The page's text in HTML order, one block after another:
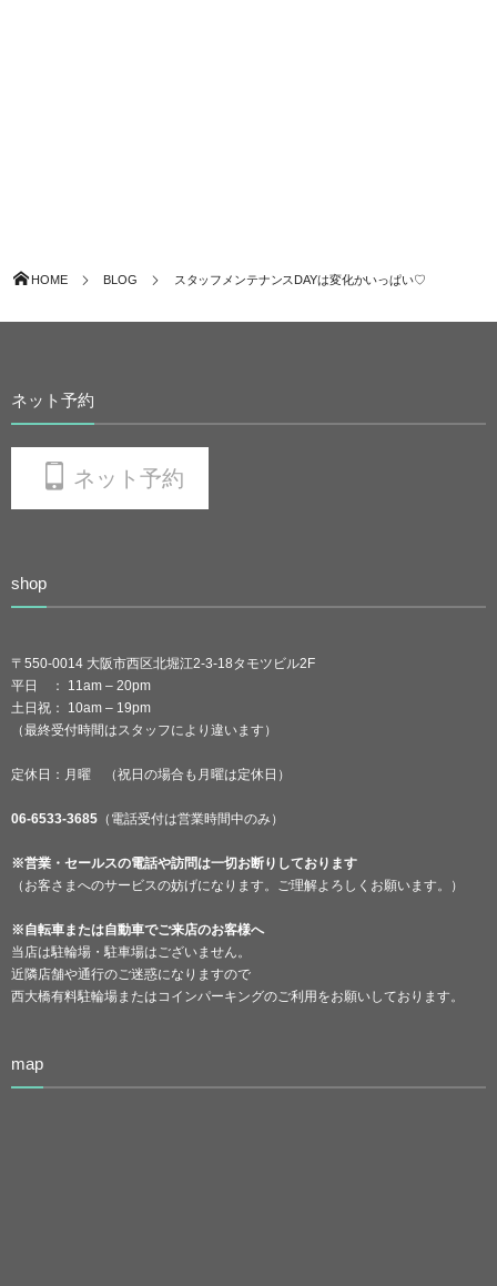
HOME BLOG スタッフメンテナンスDAYは変化かいっぱい♡
ネット予約
ネット予約
shop
〒550-0014 大阪市西区北堀江2-3-18タモツビル2F
平日 ： 11am – 20pm
土日祝： 10am – 19pm
（最終受付時間はスタッフにより違います）
定休日：月曜 （祝日の場合も月曜は定休日）
06-6533-3685 （電話受付は営業時間中のみ）
※営業・セールスの電話や訪問は一切お断りしております
（お客さまへのサービスの妨げになります。ご理解よろしくお願います。）
※自転車または自動車でご来店のお客様へ
当店は駐輪場・駐車場はございません。
近隣店舗や通行のご迷惑になりますので
西大橋有料駐輪場またはコインパーキングのご利用をお願いしております。
map